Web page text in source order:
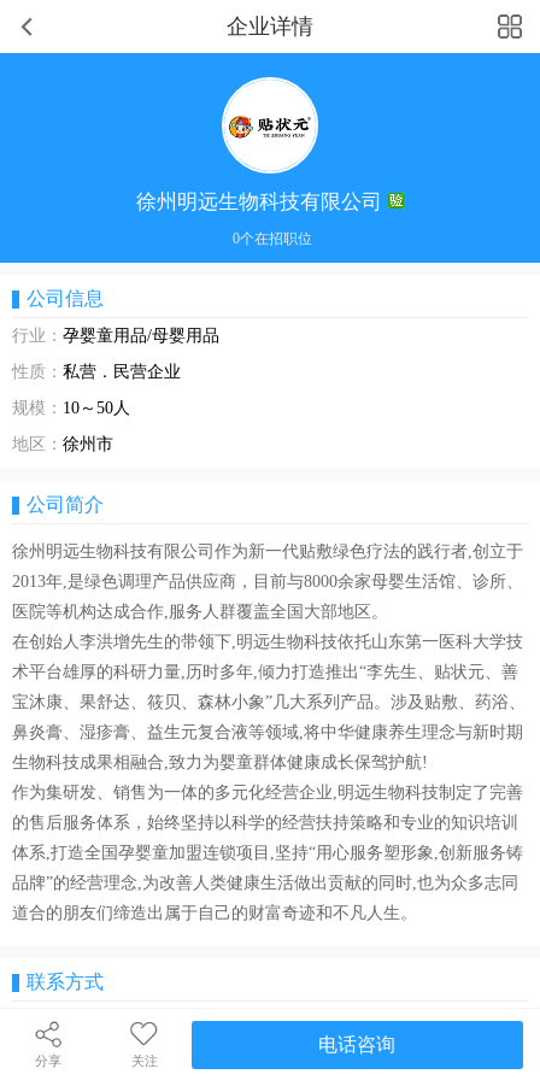
企业详情
分享 关注
电话咨询
徐州明远生物科技有限公司
0个在招职位
公司信息
行业： 孕婴童用品/母婴用品
性质： 私营．民营企业
规模： 10～50人
地区： 徐州市
公司简介
徐州明远生物科技有限公司作为新一代贴敷绿色疗法的践行者,创立于
2013年,是绿色调理产品供应商，目前与8000余家母婴生活馆、诊所、
医院等机构达成合作,服务人群覆盖全国大部地区。
在创始人李洪增先生的带领下,明远生物科技依托山东第一医科大学技
术平台雄厚的科研力量,历时多年,倾力打造推出“李先生、贴状元、善
宝沐康、果舒达、筱贝、森林小象”几大系列产品。涉及贴敷、药浴、
鼻炎膏、湿疹膏、益生元复合液等领域,将中华健康养生理念与新时期
生物科技成果相融合,致力为婴童群体健康成长保驾护航!
作为集研发、销售为一体的多元化经营企业,明远生物科技制定了完善
的售后服务体系，始终坚持以科学的经营扶持策略和专业的知识培训
体系,打造全国孕婴童加盟连锁项目,坚持“用心服务塑形象,创新服务铸
品牌”的经营理念,为改善人类健康生活做出贡献的同时,也为众多志同
道合的朋友们缔造出属于自己的财富奇迹和不凡人生。
联系方式